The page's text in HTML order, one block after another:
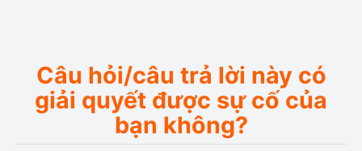
Câu hỏi/câu trả lời này có
giải quyết được sự cố của
bạn không?